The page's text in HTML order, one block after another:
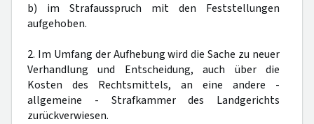
b) im Strafausspruch mit den Feststellungen
aufgehoben.
2. Im Umfang der Aufhebung wird die Sache zu neuer
Verhandlung und Entscheidung, auch über die
Kosten des Rechtsmittels, an eine andere -
allgemeine - Strafkammer des Landgerichts
zurückverwiesen.